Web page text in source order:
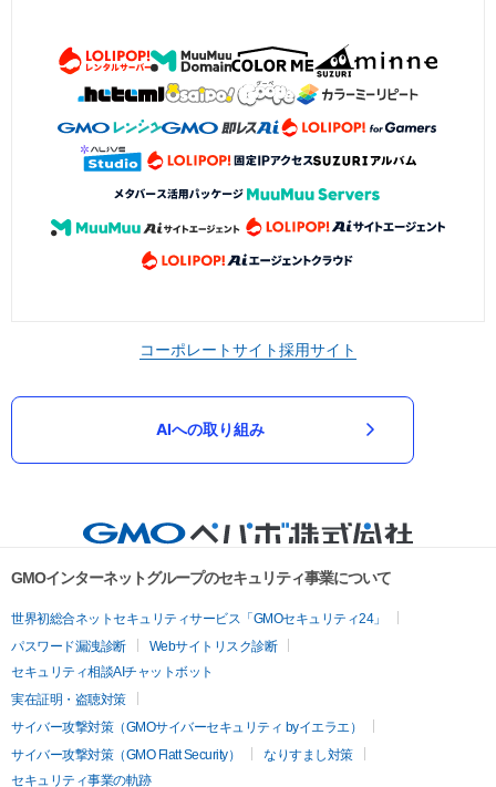
コーポレートサイト採用サイト
AIへの取り組み
GMOインターネットグループのセキュリティ事業について
世界初総合ネットセキュリティサービス「GMOセキュリティ24」
パスワード漏洩診断
Webサイトリスク診断
セキュリティ相談AIチャットボット
実在証明・盗聴対策
サイバー攻撃対策（GMOサイバーセキュリティ byイエラエ）
サイバー攻撃対策（GMO Flatt Security）
なりすまし対策
セキュリティ事業の軌跡